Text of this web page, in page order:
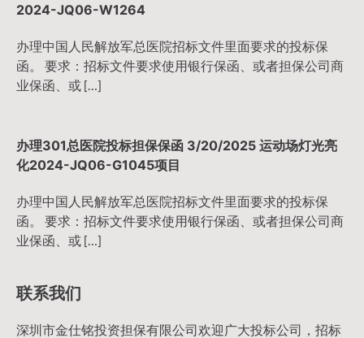
2024-JQ06-W1264
办理中国人民解放军总医院招标文件里面要求的投标保
函。 要求：招标文件要求使用银行保函、或者担保公司商
业保函、或 […]
办理301总医院投标担保保函 3/20/2025 运动场灯光亮
化2024-JQ06-G1045项目
办理中国人民解放军总医院招标文件里面要求的投标保
函。 要求：招标文件要求使用银行保函、或者担保公司商
业保函、或 […]
联系我们
深圳市金仕铭投资担保有限公司欢迎广大投标公司，招标